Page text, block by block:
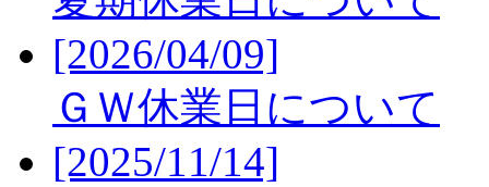
[2026/04/09]
ＧＷ休業日について
[2025/11/14]